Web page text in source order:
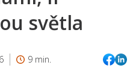
světla
9 min.